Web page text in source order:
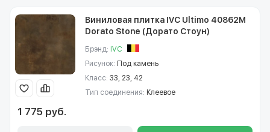
Виниловая плитка IVC Ultimo 40862M
Dorato Stone (Дорато Стоун)
Брэнд: IVC
Рисунок: Под камень
Класс: 33, 23, 42
Тип соединения: Клеевое
1 775 руб.